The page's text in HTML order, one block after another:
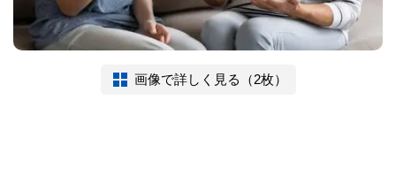
画像で詳しく見る（2枚）